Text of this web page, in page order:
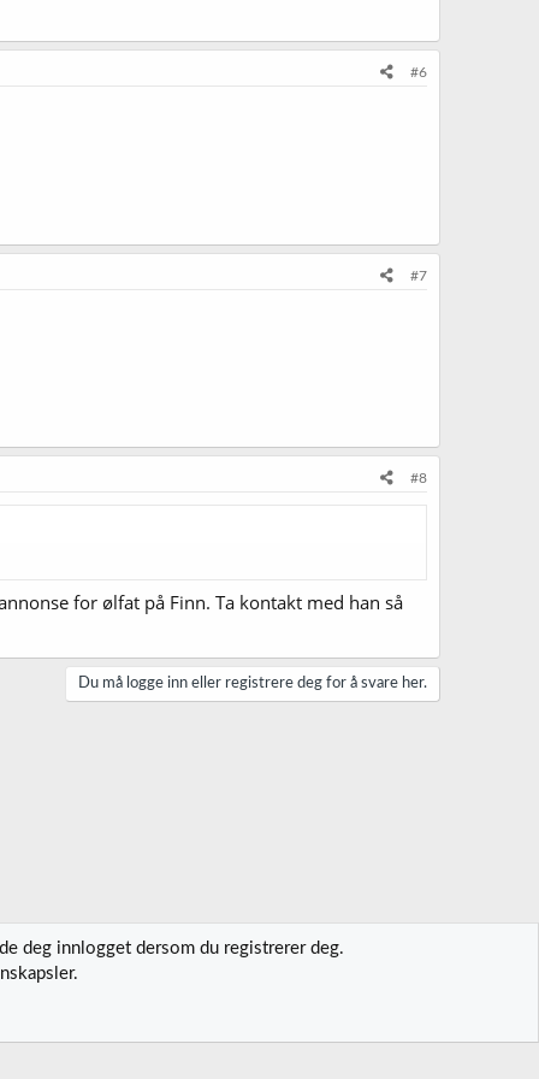
#6
#7
#8
for ølfat på Finn. Ta kontakt med han så
Du må logge inn eller registrere deg for å svare her.
oss Vilkår og regler
deg innlogget dersom du registrerer deg.